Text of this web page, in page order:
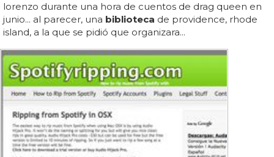
lorenzo durante una hora de cuentos de drag queen en
junio... al parecer, una biblioteca de providence, rhode
island, a la que se pidió que organizara...